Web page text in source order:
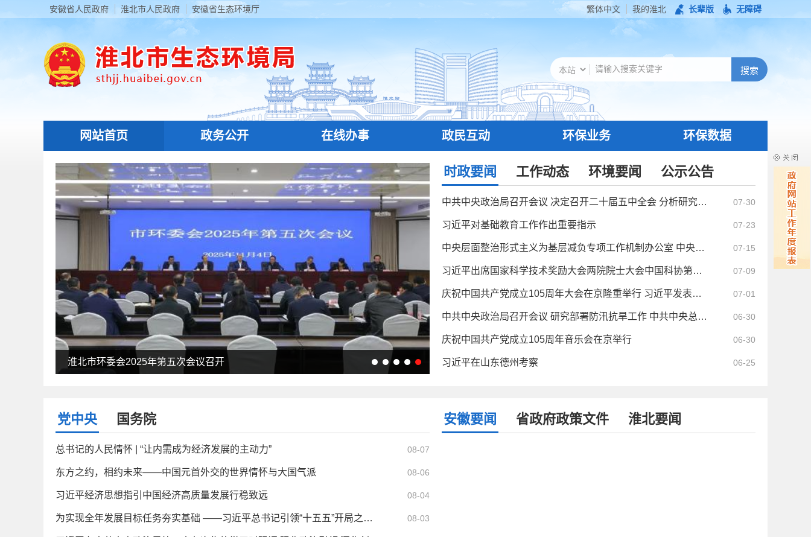
安徽省人民政府 淮北市人民政府 安徽省生态环境厅 繁体中文 我的淮北 长辈版 无障碍
网站首页 政务公开 在线办事 政民互动 环保业务 环保数据
淮北市环委会2026年第二次会议召开
淮北市环委会2025年第五次会议召开
时政要闻 工作动态 环境要闻 公示公告
中共中央政治局召开会议 决定召开二十届五中全会 分析研究当前经济形势和经济工作 中共中央总书记习近平... 07-30
习近平对基础教育工作作出重要指示 07-23
中央层面整治形式主义为基层减负专项工作机制办公室 中央纪委办公厅 公开通报3起整治形式主义为基层减负... 07-15
习近平出席国家科学技术奖励大会两院院士大会中国科协第十一次全国代表大会并发表重要讲话 07-09
庆祝中国共产党成立105周年大会在京隆重举行 习近平发表重要讲话 07-01
中共中央政治局召开会议 研究部署防汛抗旱工作 中共中央总书记习近平主持会议 06-30
庆祝中国共产党成立105周年音乐会在京举行 06-30
习近平在山东德州考察 06-25
党中央 国务院
总书记的人民情怀 | “让内需成为经济发展的主动力” 08-07
东方之约，相约未来——中国元首外交的世界情怀与大国气派 08-06
习近平经济思想指引中国经济高质量发展行稳致远 08-04
为实现全年发展目标任务夯实基础 ——习近平总书记引领“十五五”开局之年中国经济破浪前行 08-03
安徽要闻 省政府政策文件 淮北要闻